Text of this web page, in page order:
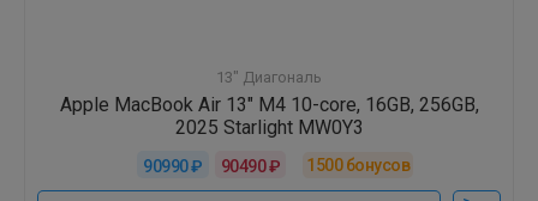
13" Диагональ
Apple MacBook Air 13" M4 10-core, 16GB, 256GB,
2025 Starlight MW0Y3
90990 ₽ 90490 ₽ 1500бонусов